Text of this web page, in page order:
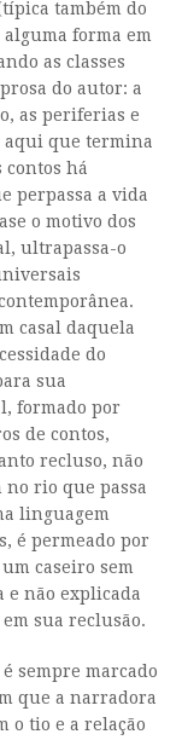
também do
forma em
as classes
do autor: a
as periferias e
aqui que termina
contos há
perpassa a vida
o motivo dos
ultrapassa-o
casal daquela
do
sua
formado por
de contos,
recluso, não
no rio que passa
linguagem
é permeado por
caseiro sem
e não explicada
sua reclusão.
sempre marcado
que a narradora
o tio e a relação